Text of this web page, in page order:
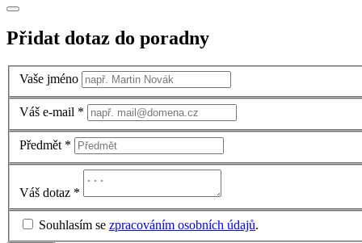
Přidat dotaz do poradny
Vaše jméno
Váš e-mail *
Předmět *
Váš dotaz *
Souhlasím se zpracováním osobních údajů.